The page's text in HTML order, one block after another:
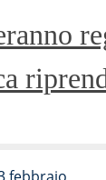
febbraio